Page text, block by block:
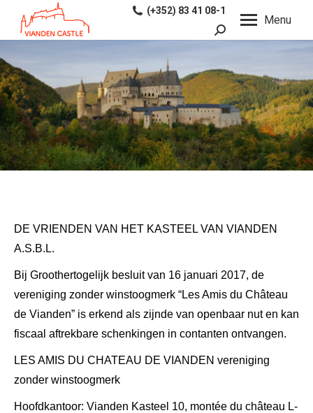
Menu
(+352) 83 41 08-1
Search:
DE VRIENDEN VAN HET KASTEEL VAN VIANDEN
A.S.B.L.
Bij Groothertogelijk besluit van 16 januari 2017, de
vereniging zonder winstoogmerk “Les Amis du Château
de Vianden” is erkend als zijnde van openbaar nut en kan
fiscaal aftrekbare schenkingen in contanten ontvangen.
LES AMIS DU CHATEAU DE VIANDEN vereniging
zonder winstoogmerk
Hoofdkantoor: Vianden Kasteel 10, montée du château L-